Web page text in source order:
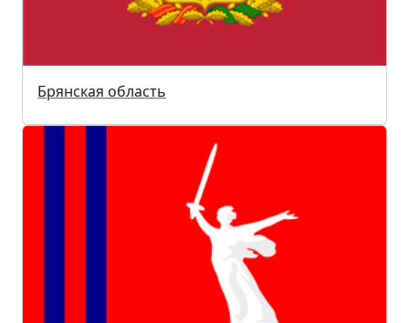
Брянская область